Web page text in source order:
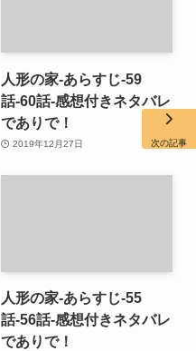
人形の家-あらすじ-59
話-60話-感想付きネタバレ
でありで！
2019年12月27日
人形の家-あらすじ-55
話-56話-感想付きネタバレ
でありで！
次の記事